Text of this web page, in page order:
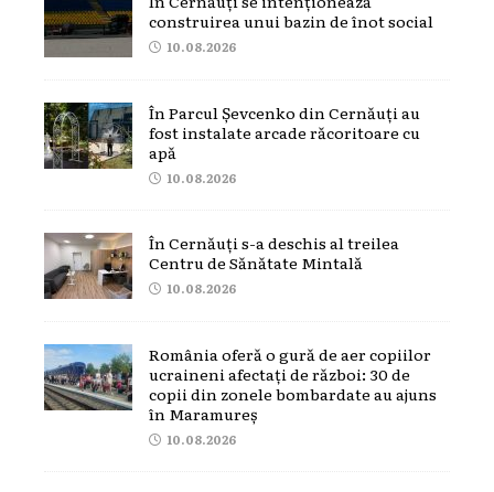
construirea unui bazin de înot social
10.08.2026
În Parcul Șevcenko din Cernăuți au
fost instalate arcade răcoritoare cu
apă
10.08.2026
În Cernăuți s-a deschis al treilea
Centru de Sănătate Mintală
10.08.2026
România oferă o gură de aer copiilor
ucraineni afectați de război: 30 de
copii din zonele bombardate au ajuns
în Maramureș
10.08.2026